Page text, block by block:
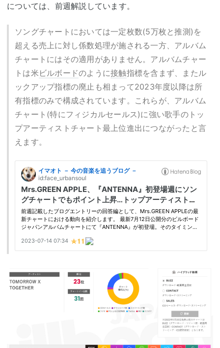
については、前週解説しています。
ソングチャートにおいては一定枚数(5万枚と推測)を
超える売上に対し係数処理が施される一方、アルバム
チャートにはその適用がありません。アルバムチャー
トは米 ビルボードのように接触指標を含まず、またル
ックアップ指標の廃止も相まって2023年度以降は所
有指標のみで構成されています。これらが、アルバム
チャート(特にフィジカルセールス)に強い歌手のトッ
プアーティストチャート最上位進出につながったと言
えます。